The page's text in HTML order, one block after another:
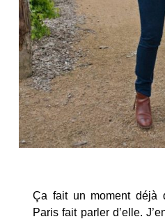
Ça fait un moment déjà
Paris fait parler d’elle.